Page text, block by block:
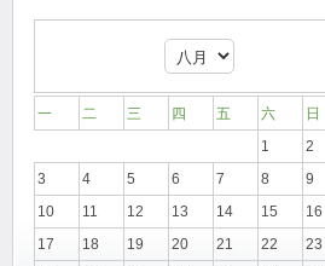
一 二 三 四 五 六
日
1
2
3
4 5 6 7 8
9
10
11 12 13 14 15
16
17
18 19 20 21 22
23